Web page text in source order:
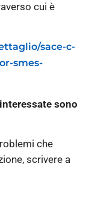
cui è
sace-c-
smes-
sono
che
scrivere a